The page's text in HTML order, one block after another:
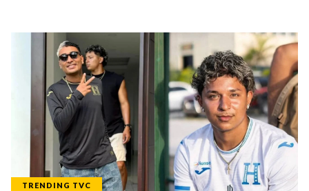
TRENDING TVC